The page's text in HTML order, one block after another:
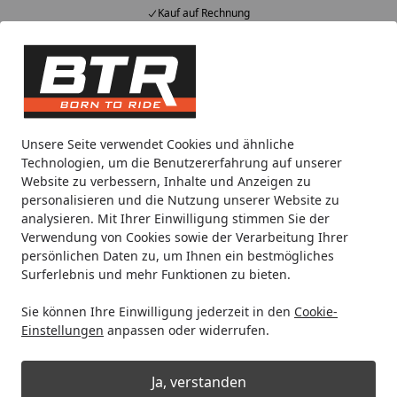
Unsere Seite verwendet Cookies und ähnliche
Technologien, um die Benutzererfahrung auf unserer
Website zu verbessern, Inhalte und Anzeigen zu
personalisieren und die Nutzung unserer Website zu
analysieren. Mit Ihrer Einwilligung stimmen Sie der
Verwendung von Cookies sowie der Verarbeitung Ihrer
persönlichen Daten zu, um Ihnen ein bestmögliches
Surferlebnis und mehr Funktionen zu bieten.
Sie können Ihre Einwilligung jederzeit in den Cookie-
Einstellungen anpassen oder widerrufen.
Ja, verstanden
Kauf auf Rechnung
Alle Produkte
Mein Konto
Suchen
Noch 1 Tag und 8 Stunden
Spare bis zu 35% auf EVOLIFT® Zentralständer
von BTR!
Startseite
Motorradteile & Ersatzteile Anbauteile BODYSTYLE
BODYSTYLE Sportsline Bugspoiler
ABS Kunststoff unlackiert für
KAWASAKI Z900, Z900 (70 kW)